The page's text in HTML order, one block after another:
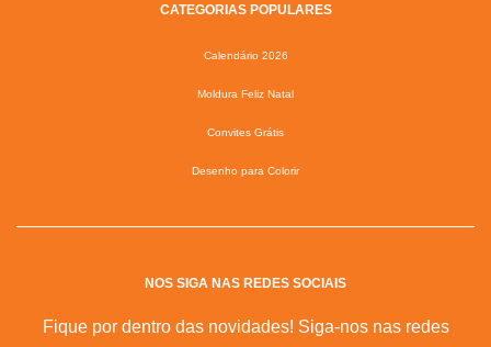
CATEGORIAS POPULARES
Calendário 2026
Moldura Feliz Natal
Convites Grátis
Desenho para Colorir
NOS SIGA NAS REDES SOCIAIS
Fique por dentro das novidades! Siga-nos nas redes